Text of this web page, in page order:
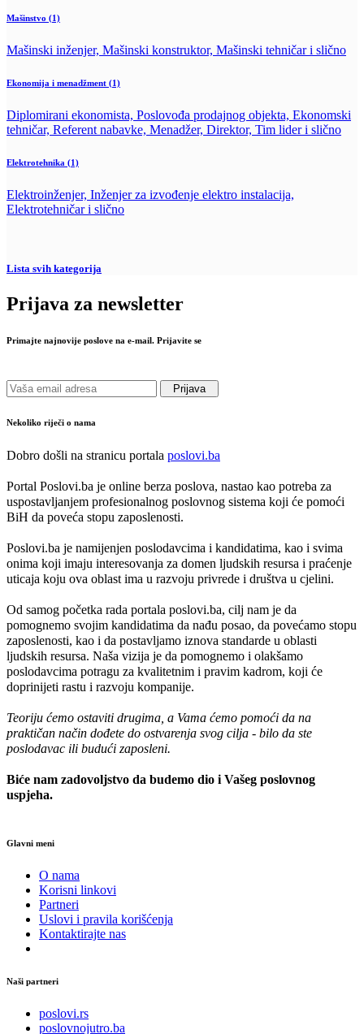
Mašinstvo (1)
Mašinski inženjer, Mašinski konstruktor, Mašinski tehničar i slično
Ekonomija i menadžment (1)
Diplomirani ekonomista, Poslovođa prodajnog objekta, Ekonomski
tehničar, Referent nabavke, Menadžer, Direktor, Tim lider i slično
Elektrotehnika (1)
Elektroinženjer, Inženjer za izvođenje elektro instalacija,
Elektrotehničar i slično
Lista svih kategorija
Prijava za newsletter
Primajte najnovije poslove na e-mail. Prijavite se
Prijava
Nekoliko riječi o nama
Dobro došli na stranicu portala poslovi.ba
Portal Poslovi.ba je online berza poslova, nastao kao potreba za
uspostavljanjem profesionalnog poslovnog sistema koji će pomoći
BiH da poveća stopu zaposlenosti.
Poslovi.ba je namijenjen poslodavcima i kandidatima, kao i svima
onima koji imaju interesovanja za domen ljudskih resursa i praćenje
uticaja koju ova oblast ima u razvoju privrede i društva u cjelini.
Od samog početka rada portala poslovi.ba, cilj nam je da
pomognemo svojim kandidatima da nađu posao, da povećamo stopu
zaposlenosti, kao i da postavljamo iznova standarde u oblasti
ljudskih resursa. Naša vizija je da pomognemo i olakšamo
poslodavcima potragu za kvalitetnim i pravim kadrom, koji će
doprinijeti rastu i razvoju kompanije.
Teoriju ćemo ostaviti drugima, a Vama ćemo pomoći da na
praktičan način dođete do ostvarenja svog cilja - bilo da ste
poslodavac ili budući zaposleni.
Biće nam zadovoljstvo da budemo dio i Vašeg poslovnog
uspjeha.
Glavni meni
O nama
Korisni linkovi
Partneri
Uslovi i pravila korišćenja
Kontaktirajte nas
Naši partneri
poslovi.rs
poslovnojutro.ba